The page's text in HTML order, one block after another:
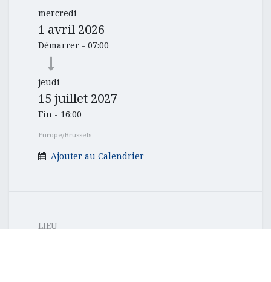
mercredi
1 avril 2026
Démarrer - 07:00
jeudi
15 juillet 2027
Fin - 16:00
Europe/Brussels
Ajouter au Calendrier
LIEU